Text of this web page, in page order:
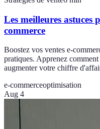
Les meilleures astuces
commerce
Boostez vos ventes e-
pratiques. Apprenez
augmenter votre chiffre
e-commerceoptimisation
Aug 4